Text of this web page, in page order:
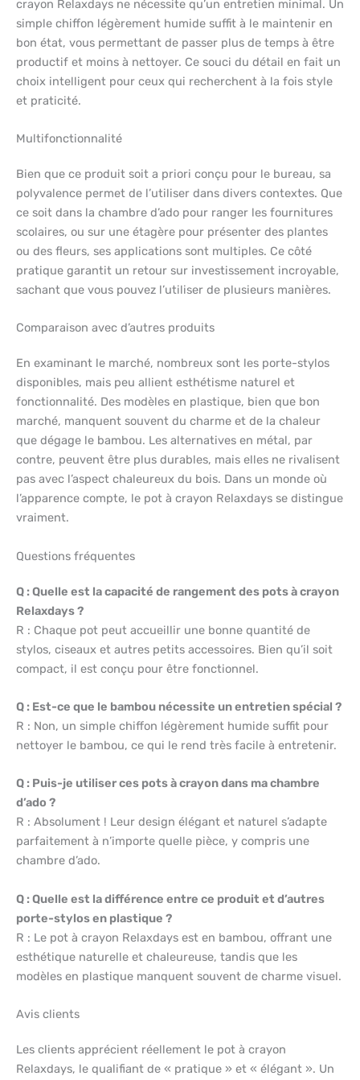
crayon Relaxdays ne nécessite qu’un entretien minimal. Un
simple chiffon légèrement humide suffit à le maintenir en
bon état, vous permettant de passer plus de temps à être
productif et moins à nettoyer. Ce souci du détail en fait un
choix intelligent pour ceux qui recherchent à la fois style
et praticité.
Multifonctionnalité
Bien que ce produit soit a priori conçu pour le bureau, sa
polyvalence permet de l’utiliser dans divers contextes. Que
ce soit dans la chambre d’ado pour ranger les fournitures
scolaires, ou sur une étagère pour présenter des plantes
ou des fleurs, ses applications sont multiples. Ce côté
pratique garantit un retour sur investissement incroyable,
sachant que vous pouvez l’utiliser de plusieurs manières.
Comparaison avec d’autres produits
En examinant le marché, nombreux sont les porte-stylos
disponibles, mais peu allient esthétisme naturel et
fonctionnalité. Des modèles en plastique, bien que bon
marché, manquent souvent du charme et de la chaleur
que dégage le bambou. Les alternatives en métal, par
contre, peuvent être plus durables, mais elles ne rivalisent
pas avec l’aspect chaleureux du bois. Dans un monde où
l’apparence compte, le pot à crayon Relaxdays se distingue
vraiment.
Questions fréquentes
Q : Quelle est la capacité de rangement des pots à crayon
Relaxdays ?
R : Chaque pot peut accueillir une bonne quantité de
stylos, ciseaux et autres petits accessoires. Bien qu’il soit
compact, il est conçu pour être fonctionnel.
Q : Est-ce que le bambou nécessite un entretien spécial ?
R : Non, un simple chiffon légèrement humide suffit pour
nettoyer le bambou, ce qui le rend très facile à entretenir.
Q : Puis-je utiliser ces pots à crayon dans ma chambre
d’ado ?
R : Absolument ! Leur design élégant et naturel s’adapte
parfaitement à n’importe quelle pièce, y compris une
chambre d’ado.
Q : Quelle est la différence entre ce produit et d’autres
porte-stylos en plastique ?
R : Le pot à crayon Relaxdays est en bambou, offrant une
esthétique naturelle et chaleureuse, tandis que les
modèles en plastique manquent souvent de charme visuel.
Avis clients
Les clients apprécient réellement le pot à crayon
Relaxdays, le qualifiant de « pratique » et « élégant ». Un